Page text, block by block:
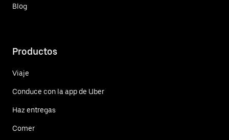
Blog
Productos
Viaje
Conduce con la app de Uber
Haz entregas
Comer